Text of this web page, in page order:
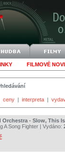
FILMOVÉ
ceny | interpreta |
Orchestra - Slow, This
A Song Fighter | Vydáno: